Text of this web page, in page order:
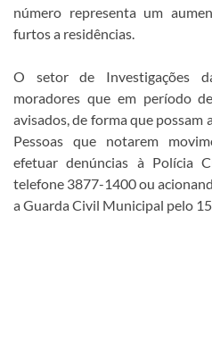
número representa um
furtos a residências.
O setor de Investigações
moradores que em período
avisados, de forma que possam
Pessoas que notarem
efetuar denúncias à Polícia
telefone 3877-1400 ou
a Guarda Civil Municipal pelo